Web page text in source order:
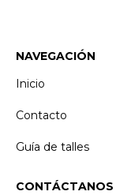
NAVEGACIÓN
Inicio
Contacto
Guía de talles
CONTÁCTANOS